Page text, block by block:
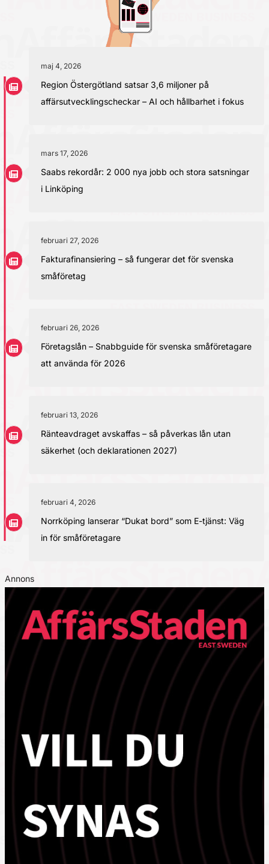
maj 4, 2026
Region Östergötland satsar 3,6 miljoner på
affärsutvecklingscheckar – AI och hållbarhet i fokus
mars 17, 2026
Saabs rekordår: 2 000 nya jobb och stora satsningar
i Linköping
februari 27, 2026
Fakturafinansiering – så fungerar det för svenska
småföretag
februari 26, 2026
Företagslån – Snabbguide för svenska småföretagare
att använda för 2026
februari 13, 2026
Ränteavdraget avskaffas – så påverkas lån utan
säkerhet (och deklarationen 2027)
februari 4, 2026
Norrköping lanserar “Dukat bord” som E-tjänst: Väg
in för småföretagare
Annons